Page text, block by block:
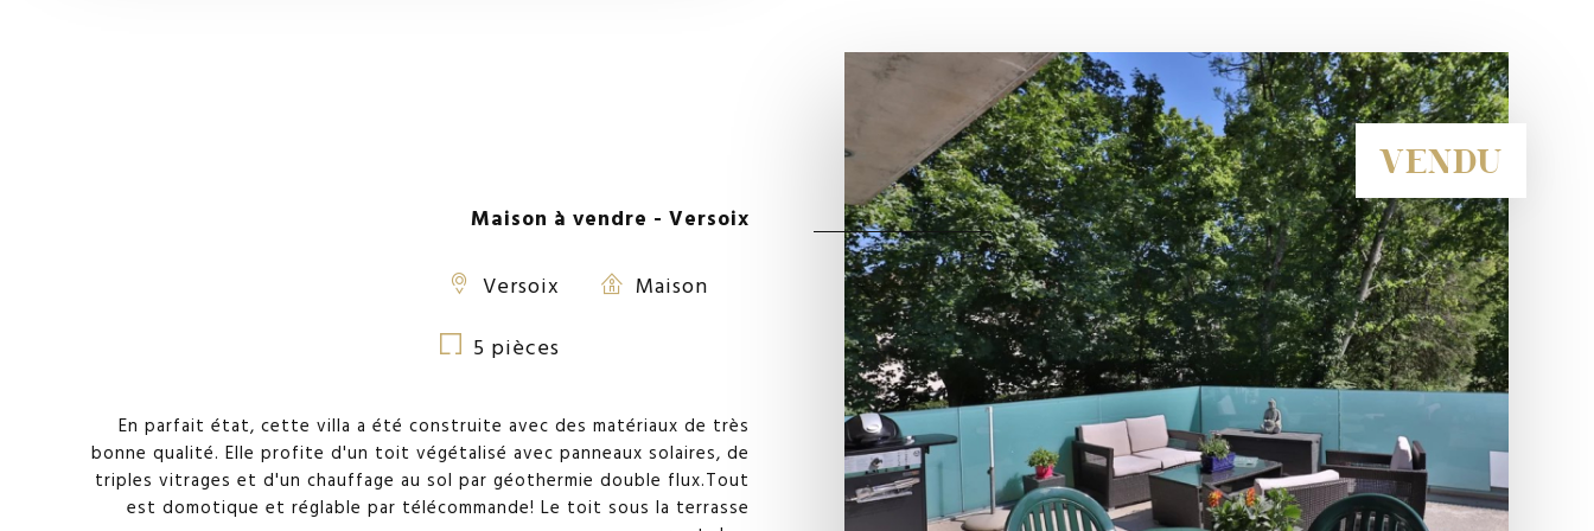
VENDU
Maison à vendre - Versoix
Versoix
Maison
5 pièces
En parfait état, cette villa a été construite avec des matériaux de très
bonne qualité. Elle profite d'un toit végétalisé avec panneaux solaires, de
triples vitrages et d'un chauffage au sol par géothermie double flux.Tout
est domotique et réglable par télécommande! Le toit sous la terrasse